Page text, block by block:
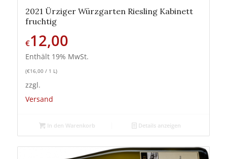
2021 Ürziger Würzgarten Riesling Kabinett
fruchtig
€12,00
Enthält 19% MwSt.
(€16,00/ 1 L)
zzgl.
Versand
In den Warenkorb Details anzeigen